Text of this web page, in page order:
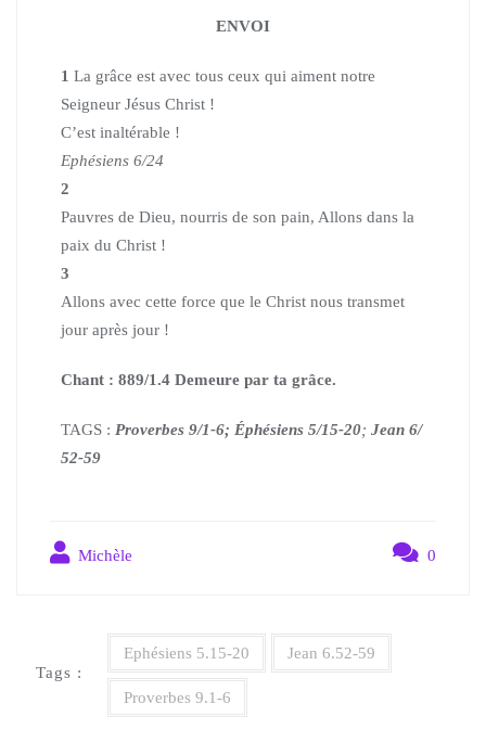
ENVOI
1 La grâce est avec tous ceux qui aiment notre
Seigneur Jésus Christ !
C’est inaltérable !
Ephésiens 6/24
2
Pauvres de Dieu, nourris de son pain, Allons dans la
paix du Christ !
3
Allons avec cette force que le Christ nous transmet
jour après jour !
Chant : 889/1.4 Demeure par ta grâce.
TAGS : Proverbes 9/1-6; Éphésiens 5/15-20; Jean 6/
52-59
Michèle 0
Tags :
Ephésiens 5.15-20 Jean 6.52-59
Proverbes 9.1-6